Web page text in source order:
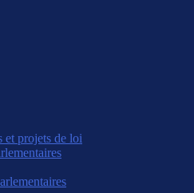
et projets de loi